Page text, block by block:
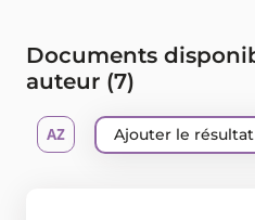
Documents
auteur (7)
Ajouter le